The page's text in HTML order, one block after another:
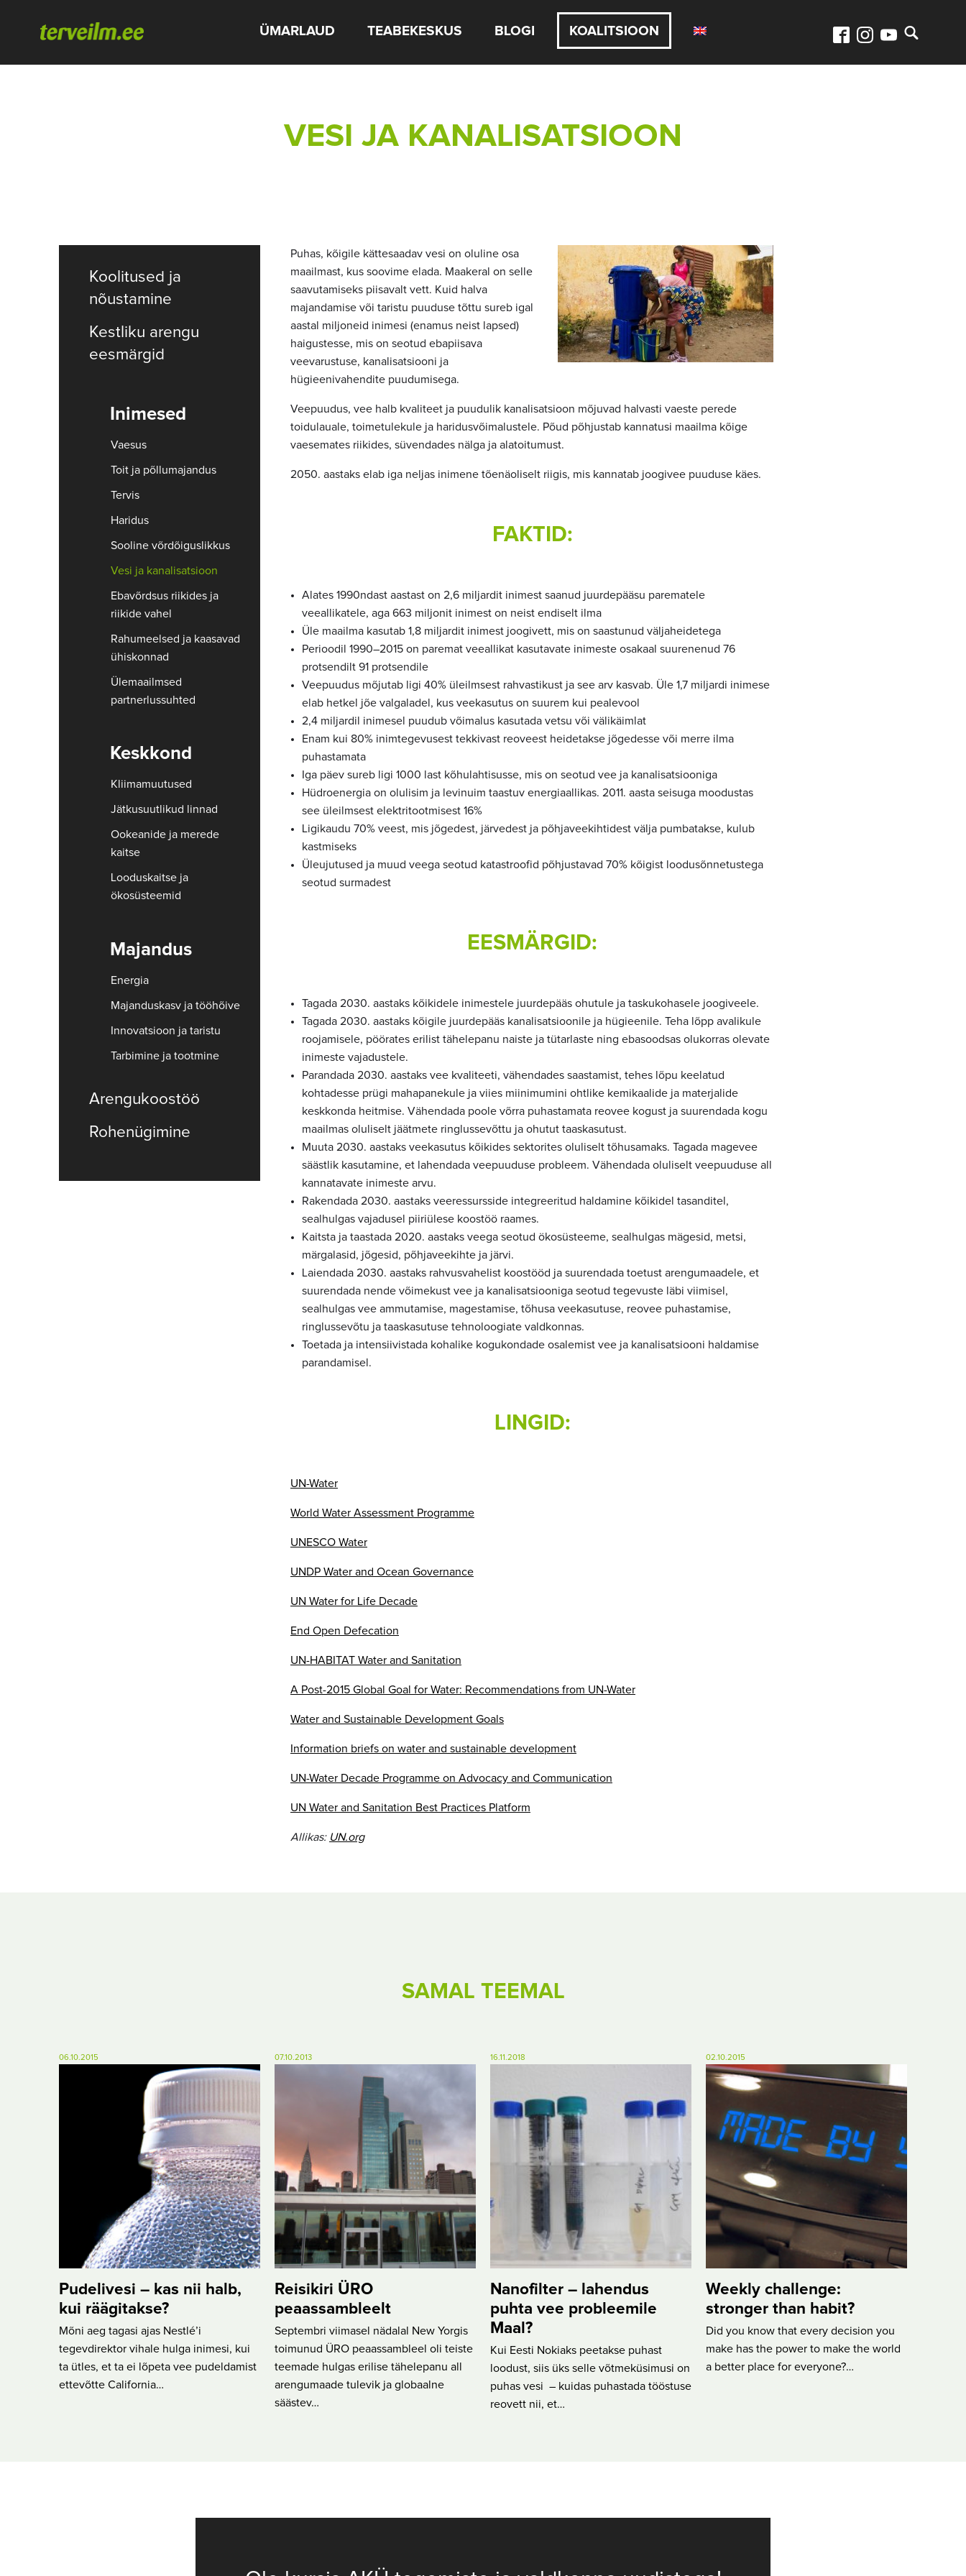
ÜMARLAUD TEABEKESKUS BLOGI KOALITSIOON
VESI JA KANALISATSIOON
Koolitused ja
nõustamine
Kestliku arengu
eesmärgid
Inimesed
Vaesus
Toit ja põllumajandus
Tervis
Haridus
Sooline võrdõiguslikkus
Vesi ja kanalisatsioon
Ebavõrdsus riikides ja
riikide vahel
Rahumeelsed ja kaasavad
ühiskonnad
Ülemaailmsed
partnerlussuhted
Keskkond
Kliimamuutused
Jätkusuutlikud linnad
Ookeanide ja merede
kaitse
Looduskaitse ja
ökosüsteemid
Majandus
Energia
Majanduskasv ja tööhõive
Innovatsioon ja taristu
Tarbimine ja tootmine
Arengukoostöö
Rohenügimine
Puhas, kõigile kättesaadav vesi on oluline osa
maailmast, kus soovime elada. Maakeral on selle
saavutamiseks piisavalt vett. Kuid halva
majandamise või taristu puuduse tõttu sureb igal
aastal miljoneid inimesi (enamus neist lapsed)
haigustesse, mis on seotud ebapiisava
veevarustuse, kanalisatsiooni ja
hügieenivahendite puudumisega.
Veepuudus, vee halb kvaliteet ja puudulik kanalisatsioon mõjuvad halvasti vaeste perede
toidulauale, toimetulekule ja haridusvõimalustele. Põud põhjustab kannatusi maailma kõige
vaesemates riikides, süvendades nälga ja alatoitumust.
2050. aastaks elab iga neljas inimene tõenäoliselt riigis, mis kannatab joogivee puuduse käes.
FAKTID:
Alates 1990ndast aastast on 2,6 miljardit inimest saanud juurdepääsu parematele
veeallikatele, aga 663 miljonit inimest on neist endiselt ilma
Üle maailma kasutab 1,8 miljardit inimest joogivett, mis on saastunud väljaheidetega
Perioodil 1990–2015 on paremat veeallikat kasutavate inimeste osakaal suurenenud 76
protsendilt 91 protsendile
Veepuudus mõjutab ligi 40% üleilmsest rahvastikust ja see arv kasvab. Üle 1,7 miljardi inimese
elab hetkel jõe valgaladel, kus veekasutus on suurem kui pealevool
2,4 miljardil inimesel puudub võimalus kasutada vetsu või välikäimlat
Enam kui 80% inimtegevusest tekkivast reoveest heidetakse jõgedesse või merre ilma
puhastamata
Iga päev sureb ligi 1000 last kõhulahtisusse, mis on seotud vee ja kanalisatsiooniga
Hüdroenergia on olulisim ja levinuim taastuv energiaallikas. 2011. aasta seisuga moodustas
see üleilmsest elektritootmisest 16%
Ligikaudu 70% veest, mis jõgedest, järvedest ja põhjaveekihtidest välja pumbatakse, kulub
kastmiseks
Üleujutused ja muud veega seotud katastroofid põhjustavad 70% kõigist loodusõnnetustega
seotud surmadest
EESMÄRGID:
Tagada 2030. aastaks kõikidele inimestele juurdepääs ohutule ja taskukohasele joogiveele.
Tagada 2030. aastaks kõigile juurdepääs kanalisatsioonile ja hügieenile. Teha lõpp avalikule
roojamisele, pöörates erilist tähelepanu naiste ja tütarlaste ning ebasoodsas olukorras olevate
inimeste vajadustele.
Parandada 2030. aastaks vee kvaliteeti, vähendades saastamist, tehes lõpu keelatud
kohtadesse prügi mahapanekule ja viies miinimumini ohtlike kemikaalide ja materjalide
keskkonda heitmise. Vähendada poole võrra puhastamata reovee kogust ja suurendada kogu
maailmas oluliselt jäätmete ringlussevõttu ja ohutut taaskasutust.
Muuta 2030. aastaks veekasutus kõikides sektorites oluliselt tõhusamaks. Tagada magevee
säästlik kasutamine, et lahendada veepuuduse probleem. Vähendada oluliselt veepuuduse all
kannatavate inimeste arvu.
Rakendada 2030. aastaks veeressursside integreeritud haldamine kõikidel tasanditel,
sealhulgas vajadusel piiriülese koostöö raames.
Kaitsta ja taastada 2020. aastaks veega seotud ökosüsteeme, sealhulgas mägesid, metsi,
märgalasid, jõgesid, põhjaveekihte ja järvi.
Laiendada 2030. aastaks rahvusvahelist koostööd ja suurendada toetust arengumaadele, et
suurendada nende võimekust vee ja kanalisatsiooniga seotud tegevuste läbi viimisel,
sealhulgas vee ammutamise, magestamise, tõhusa veekasutuse, reovee puhastamise,
ringlussevõtu ja taaskasutuse tehnoloogiate valdkonnas.
Toetada ja intensiivistada kohalike kogukondade osalemist vee ja kanalisatsiooni haldamise
parandamisel.
LINGID:
UN-Water
World Water Assessment Programme
UNESCO Water
UNDP Water and Ocean Governance
UN Water for Life Decade
End Open Defecation
UN-HABITAT Water and Sanitation
A Post-2015 Global Goal for Water: Recommendations from UN-Water
Water and Sustainable Development Goals
Information briefs on water and sustainable development
UN-Water Decade Programme on Advocacy and Communication
UN Water and Sanitation Best Practices Platform
Allikas: UN.org
SAMAL TEEMAL
06.10.2015
Pudelivesi – kas nii halb,
kui räägitakse?
Mõni aeg tagasi ajas Nestlé’i
tegevdirektor vihale hulga inimesi, kui
ta ütles, et ta ei lõpeta vee pudeldamist
ettevõtte California…
07.10.2013
Reisikiri ÜRO
peaassambleelt
Septembri viimasel nädalal New Yorgis
toimunud ÜRO peaassambleel oli teiste
teemade hulgas erilise tähelepanu all
arengumaade tulevik ja globaalne
säästev…
16.11.2018
Nanofilter – lahendus
puhta vee probleemile
Maal?
Kui Eesti Nokiaks peetakse puhast
loodust, siis üks selle võtmeküsimusi on
puhas vesi – kuidas puhastada tööstuse
reovett nii, et…
02.10.2015
Weekly challenge:
stronger than habit?
Did you know that every decision you
make has the power to make the world
a better place for everyone?…